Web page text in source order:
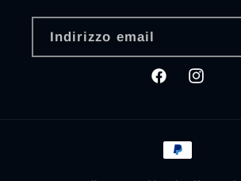
Indirizzo email
FacebookInstagram
Metodi